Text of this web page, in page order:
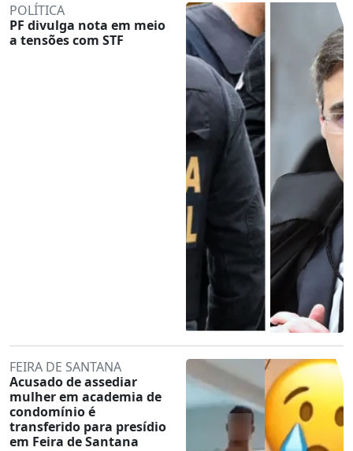
POLÍTICA
PF divulga nota em meio
a tensões com STF
FEIRA DE SANTANA
Acusado de assediar
mulher em academia de
condomínio é
transferido para presídio
em Feira de Santana